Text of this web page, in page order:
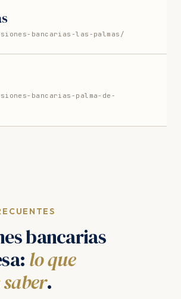
bancarias-las-palmas/
bancarias-palma-de-
bancarias
lo que
.